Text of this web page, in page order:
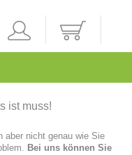
ist muss!
aber nicht genau wie Sie
Bei uns können Sie